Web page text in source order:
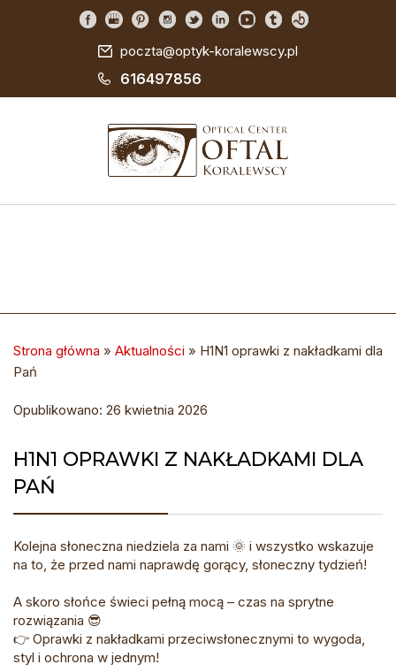
poczta@optyk-koralewscy.pl
616497856
Strona główna » Aktualności » H1N1 oprawki z nakładkami dla
Pań
Opublikowano: 26 kwietnia 2026
H1N1 OPRAWKI Z NAKŁADKAMI DLA
PAŃ
Kolejna słoneczna niedziela za nami 🌞 i wszystko wskazuje
na to, że przed nami naprawdę gorący, słoneczny tydzień!
A skoro słońce świeci pełną mocą – czas na sprytne
rozwiązania 😎
👉 Oprawki z nakładkami przeciwsłonecznymi to wygoda,
styl i ochrona w jednym!